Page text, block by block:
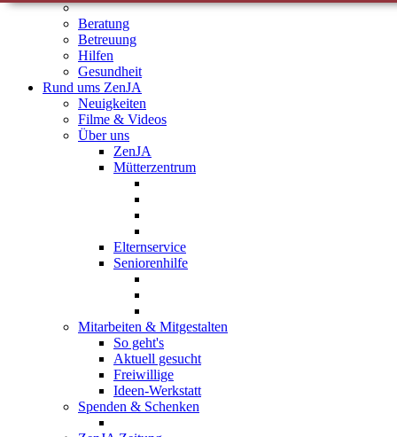
Beratung
Betreuung
Hilfen
Gesundheit
Rund ums ZenJA
Neuigkeiten
Filme & Videos
Über uns
ZenJA
Mütterzentrum
Elternservice
Seniorenhilfe
Mitarbeiten & Mitgestalten
So geht's
Aktuell gesucht
Freiwillige
Ideen-Werkstatt
Spenden & Schenken